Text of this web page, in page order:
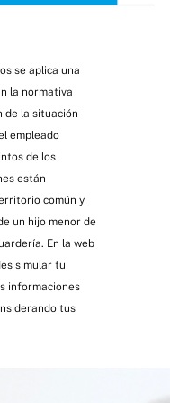
se aplica una
la normativa
de la situación
empleado
de los
están
común y
un hijo menor de
En la web
simular tu
informaciones
tus